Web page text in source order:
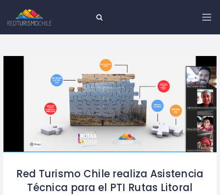
Red Turismo Chile realiza Asistencia
Técnica para el PTI Rutas Litoral